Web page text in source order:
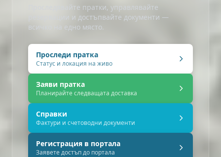
Проследявайте пратки, управлявайте
резервации и достъпвайте документи —
всичко на едно място.
Проследи пратка
Статус и локация на живо
Заяви пратка
Планирайте следващата доставка
Справки
Фактури и счетоводни документи
Регистрация в портала
Заявете достъп до портала